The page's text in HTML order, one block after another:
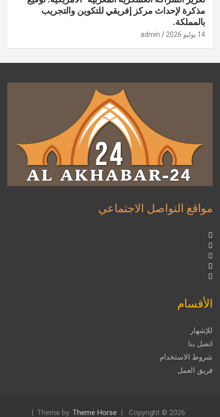
مذكرة لإحداث مركز إفريقي للتكوين والتجريب
بالمملكة.
14 يوليو 2026 admin
مواقع التواصل الاجتماعي
الأقسام
للإشهار
اتصل بنا
شروط الاستخدام
فريق العمل
Copyright © 2026
Theme by: Theme Horse